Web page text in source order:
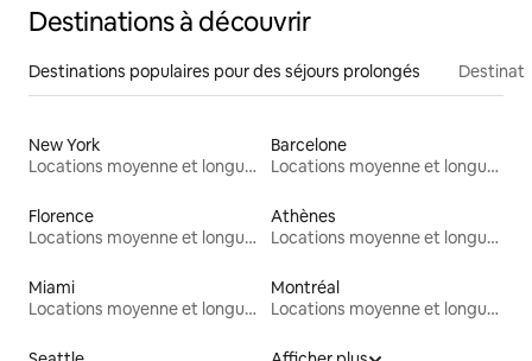
Destinations à découvrir
Destinations populaires pour des séjours prolongés
New York
Locations moyenne et longue durée
Barcelone
Locations moyenne et longue durée
Florence
Locations moyenne et longue durée
Athènes
Locations moyenne et longue durée
Miami
Locations moyenne et longue durée
Montréal
Locations moyenne et longue durée